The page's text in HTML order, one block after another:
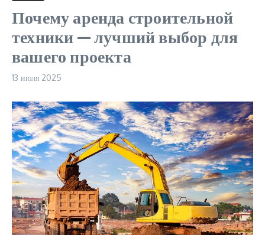
Почему аренда строительной
техники — лучший выбор для
вашего проекта
13 июля 2025